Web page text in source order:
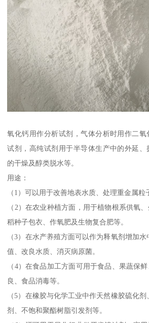
氧化钙用作分析试剂，气体分析时用作二
试剂，高纯试剂用于半导体生产中的外延
的干燥及醇类脱水等。
用途：
（1）可以用于改善地表水质、处理重金属粒
（2）在农业种植方面，用于植物根系供氧
稻种子包衣、作氧肥及生物复合肥等。
（3）在水产养殖方面可以作为释氧剂增加
值、改良水质、消灭病原菌。
（4）在食品加工方面可用于食品、果蔬保
良、食品消毒等。
（5）在橡胶与化学工业中作天然橡胶硫化
剂、不饱和聚酯树脂引发剂等。